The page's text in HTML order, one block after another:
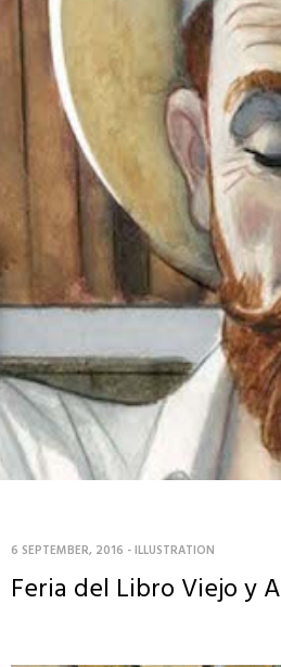
6 SEPTEMBER, 2016 -ILLUSTRATION
Feria del Libro Viejo y